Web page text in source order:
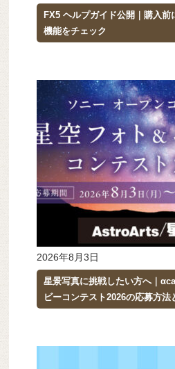
FX5 ヘルプガイド公開｜購入
機能をチェック
2026年8月3日
星景写真に挑戦したい方へ｜
ビーコンテスト2026の応募方法